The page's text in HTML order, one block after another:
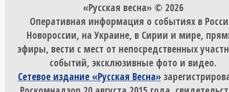
«Русская весна» © 2026
Оперативная информация о событиях в
Новороссии, на Украине, в Сирии и мире,
эфиры, вести с мест от непосредственных
событий, эксклюзивные фото и видео.
Сетевое издание «Русская Весна»